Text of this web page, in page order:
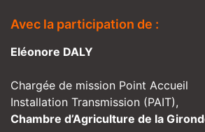
Avec la participation de :
Eléonore DALY
Chargée de mission Point Accueil
Installation Transmission (PAIT),
Chambre d’Agriculture de la